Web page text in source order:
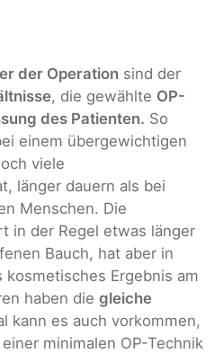
der Operation sind der
, die gewählte OP-
des Patienten. So
einem übergewichtigen
viele
länger dauern als bei
Menschen. Die
in der Regel etwas länger
Bauch, hat aber in
kosmetisches Ergebnis am
haben die gleiche
kann es auch vorkommen,
minimalen OP-Technik